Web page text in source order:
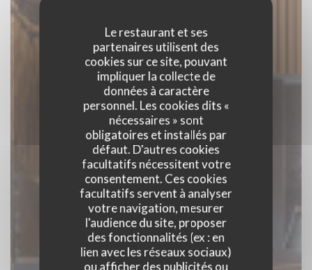
Le restaurant et ses
partenaires utilisent des
cookies sur ce site, pouvant
impliquer la collecte de
données à caractère
personnel. Les cookies dits «
nécessaires » sont
obligatoires et installés par
défaut. D'autres cookies
facultatifs nécessitent votre
consentement. Ces cookies
facultatifs servent à analyser
votre navigation, mesurer
l'audience du site, proposer
des fonctionnalités (ex : en
lien avec les réseaux sociaux)
ou afficher des publicités ou
OYA African fusion